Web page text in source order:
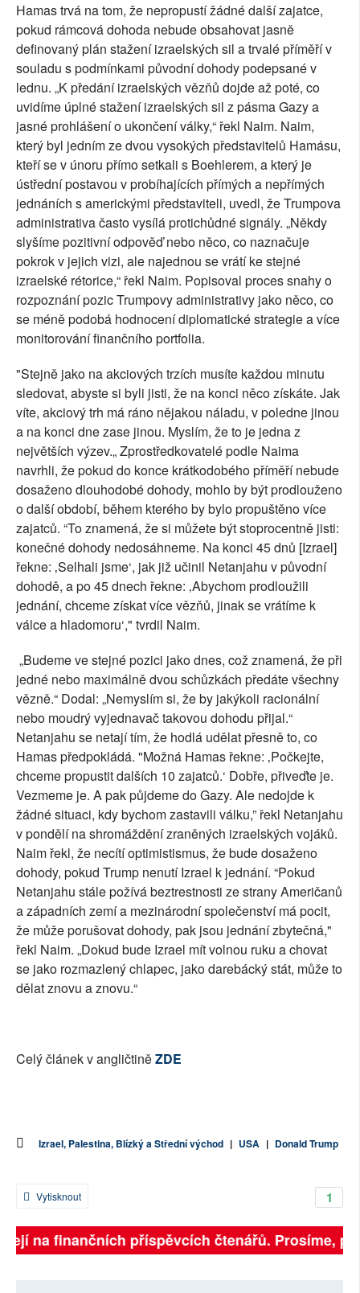
Hamas trvá na tom, že nepropustí žádné další zajatce,
pokud rámcová dohoda nebude obsahovat jasně
definovaný plán stažení izraelských sil a trvalé příměří v
souladu s podmínkami původní dohody podepsané v
lednu. „K předání izraelských vězňů dojde až poté, co
uvidíme úplné stažení izraelských sil z pásma Gazy a
jasné prohlášení o ukončení války,“ řekl Naim. Naim,
který byl jedním ze dvou vysokých představitelů Hamásu,
kteří se v únoru přímo setkali s Boehlerem, a který je
ústřední postavou v probíhajících přímých a nepřímých
jednáních s americkými představiteli, uvedl, že Trumpova
administrativa často vysílá protichůdné signály. „Někdy
slyšíme pozitivní odpověď nebo něco, co naznačuje
pokrok v jejich vizi, ale najednou se vrátí ke stejné
izraelské rétorice,“ řekl Naim. Popisoval proces snahy o
rozpoznání pozic Trumpovy administrativy jako něco, co
se méně podobá hodnocení diplomatické strategie a více
monitorování finančního portfolia.
"Stejně jako na akciových trzích musíte každou minutu
sledovat, abyste si byli jisti, že na konci něco získáte. Jak
víte, akciový trh má ráno nějakou náladu, v poledne jinou
a na konci dne zase jinou. Myslím, že to je jedna z
největších výzev.„ Zprostředkovatelé podle Naima
navrhli, že pokud do konce krátkodobého příměří nebude
dosaženo dlouhodobé dohody, mohlo by být prodlouženo
o další období, během kterého by bylo propuštěno více
zajatců. “To znamená, že si můžete být stoprocentně jisti:
konečné dohody nedosáhneme. Na konci 45 dnů [Izrael]
řekne: ‚Selhali jsme‘, jak již učinil Netanjahu v původní
dohodě, a po 45 dnech řekne: ‚Abychom prodloužili
jednání, chceme získat více vězňů, jinak se vrátíme k
válce a hladomoru‘," tvrdil Naim.
„Budeme ve stejné pozici jako dnes, což znamená, že při
jedné nebo maximálně dvou schůzkách předáte všechny
vězně.“ Dodal: „Nemyslím si, že by jakýkoli racionální
nebo moudrý vyjednavač takovou dohodu přijal.“
Netanjahu se netají tím, že hodlá udělat přesně to, co
Hamas předpokládá. "Možná Hamas řekne: ‚Počkejte,
chceme propustit dalších 10 zajatců.‘ Dobře, přiveďte je.
Vezmeme je. A pak půjdeme do Gazy. Ale nedojde k
žádné situaci, kdy bychom zastavili válku,” řekl Netanjahu
v pondělí na shromáždění zraněných izraelských vojáků.
Naim řekl, že necítí optimistismus, že bude dosaženo
dohody, pokud Trump nenutí Izrael k jednání. “Pokud
Netanjahu stále požívá beztrestnosti ze strany Američanů
a západních zemí a mezinárodní společenství má pocit,
že může porušovat dohody, pak jsou jednání zbytečná,"
řekl Naim. „Dokud bude Izrael mít volnou ruku a chovat
se jako rozmazlený chlapec, jako darebácký stát, může to
dělat znovu a znovu.“
Celý článek v angličtiněZDE
Izrael, Palestina, Blízký a Střední východ | USA | Donald Trump
1
Vytisknout
na finančních příspěvcích čtenářů. Prosíme,